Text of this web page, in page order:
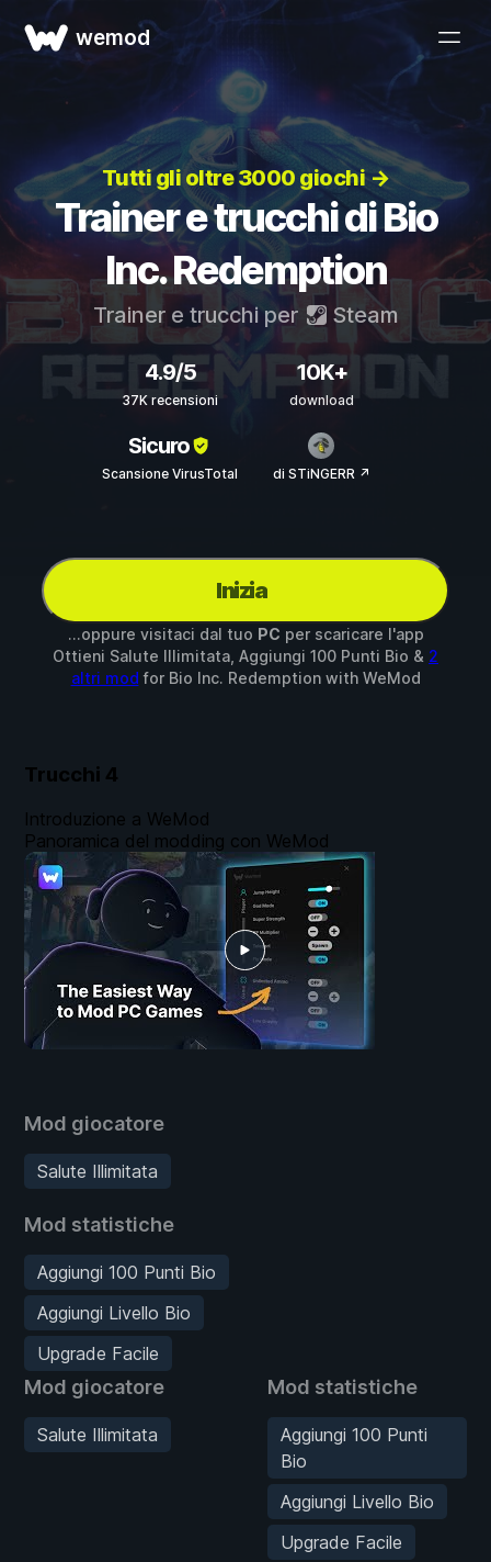
wemod
Tutti gli oltre 3000 giochi →
Trainer e trucchi di Bio
Inc. Redemption
Trainer e trucchi per Steam
4.9/5
37K recensioni
10K+
download
Sicuro
Scansione VirusTotal di STiNGERR ↗
Inizia
...oppure visitaci dal tuo PC per scaricare l'app
Ottieni Salute Illimitata, Aggiungi 100 Punti Bio & 2
altri mod for Bio Inc. Redemptionwith WeMod
Trucchi 4
Mod giocatore
Salute Illimitata
Mod statistiche
Aggiungi 100 Punti Bio
Aggiungi Livello Bio
Upgrade Facile
Mod giocatore
Salute Illimitata
Mod statistiche
Aggiungi 100 Punti
Bio
Aggiungi Livello Bio
Upgrade Facile
Introduzione a WeMod
Panoramica del modding con WeMod